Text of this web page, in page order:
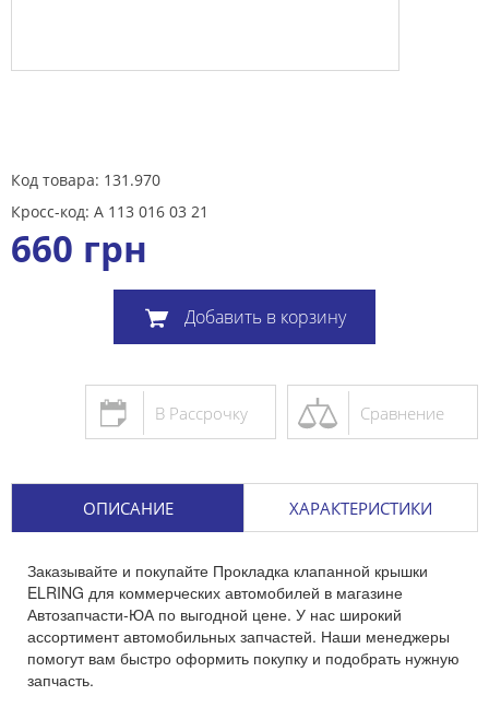
Код товара: 131.970
Кросс-код: A 113 016 03 21
660 грн
Добавить в корзину
Сравнение
В Рассрочку
ОПИСАНИЕ ХАРАКТЕРИСТИКИ
Заказывайте и покупайте Прокладка клапанной крышки
ELRING для коммерческих автомобилей в магазине
Автозапчасти-ЮА по выгодной цене. У нас широкий
ассортимент автомобильных запчастей. Наши менеджеры
помогут вам быстро оформить покупку и подобрать нужную
запчасть.